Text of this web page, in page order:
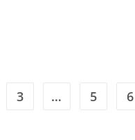
3 … 5 6